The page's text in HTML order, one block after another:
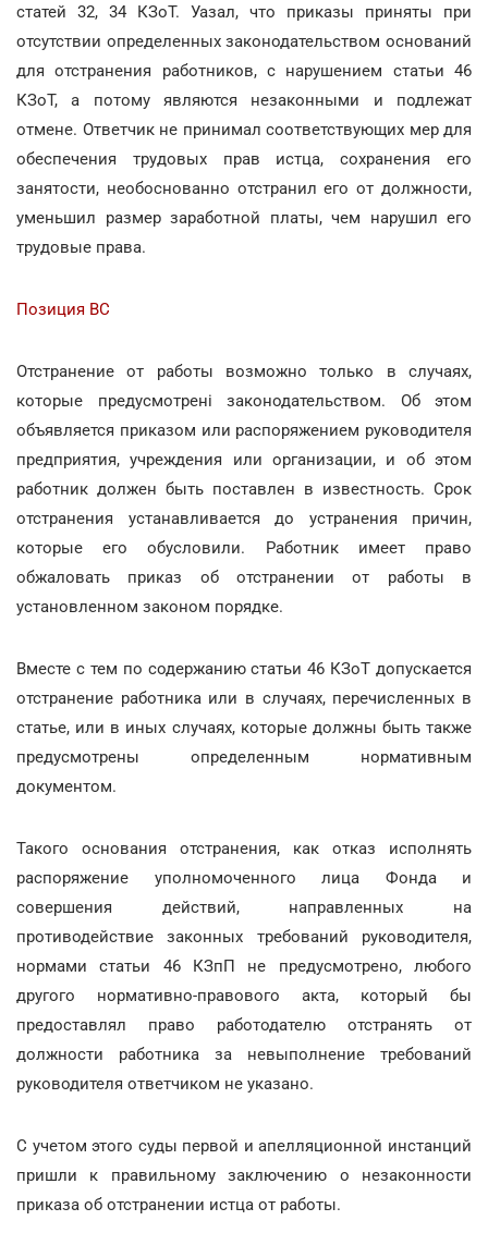
статей 32, 34 КЗоТ. Уазал, что приказы приняты при
отсутствии определенных законодательством оснований
для отстранения работников, с нарушением статьи 46
КЗоТ, а потому являются незаконными и подлежат
отмене. Ответчик не принимал соответствующих мер для
обеспечения трудовых прав истца, сохранения его
занятости, необоснованно отстранил его от должности,
уменьшил размер заработной платы, чем нарушил его
трудовые права.
Позиция ВС
Отстранение от работы возможно только в случаях,
которые предусмотрені законодательством. Об этом
объявляется приказом или распоряжением руководителя
предприятия, учреждения или организации, и об этом
работник должен быть поставлен в известность. Срок
отстранения устанавливается до устранения причин,
которые его обусловили. Работник имеет право
обжаловать приказ об отстранении от работы в
установленном законом порядке.
Вместе с тем по содержанию статьи 46 КЗоТ допускается
отстранение работника или в случаях, перечисленных в
статье, или в иных случаях, которые должны быть также
предусмотрены определенным нормативным
документом.
Такого основания отстранения, как отказ исполнять
распоряжение уполномоченного лица Фонда и
совершения действий, направленных на
противодействие законных требований руководителя,
нормами статьи 46 КЗпП не предусмотрено, любого
другого нормативно-правового акта, который бы
предоставлял право работодателю отстранять от
должности работника за невыполнение требований
руководителя ответчиком не указано.
С учетом этого суды первой и апелляционной инстанций
пришли к правильному заключению о незаконности
приказа об отстранении истца от работы.